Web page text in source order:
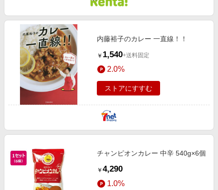
内藤裕子のカレー 一直線！！
￥ 1,540+送料固定
2.0%
ストアにすすむ
チャンピオンカレー 中辛 540g×6個
￥ 4,290
1.0%